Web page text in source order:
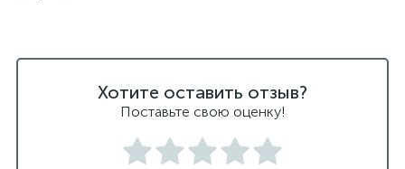
Хотите оставить отзыв?
Поставьте свою оценку!